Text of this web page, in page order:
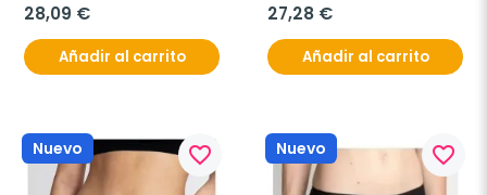
28,09 €
Añadir al carrito
27,28 €
Añadir al carrito
Nuevo favorite_border Nuevo favorite_border